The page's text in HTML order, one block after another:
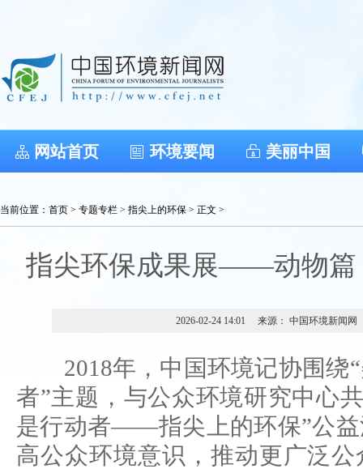
网站首页 环境要闻 美丽中国
当前位置： 首页 > 专题专栏 > 指尖上的环保 > 正文 >
指尖环保成果展——动物篇
2026-02-24 14:01 来源： 中国环境新闻网
2018年，中国环境记协围绕“
者”主题，与公众环境研究中心
是行动者——指尖上的环保”公益
高公众环境意识，推动更广泛